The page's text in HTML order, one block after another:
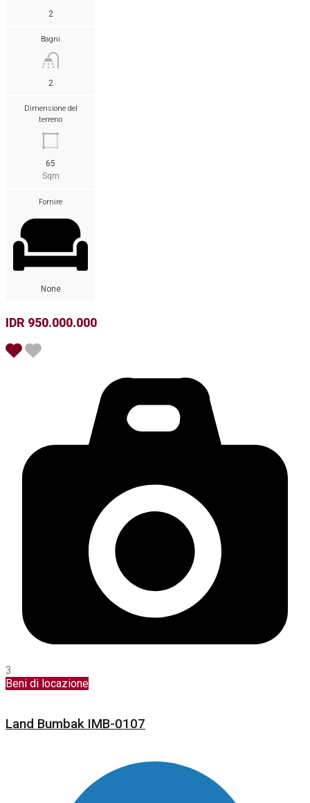
2
Bagni
2
Dimensione del
terreno
65
Sqm
Fornire
None
IDR 950.000.000
3
Beni di locazione
Land Bumbak IMB-0107